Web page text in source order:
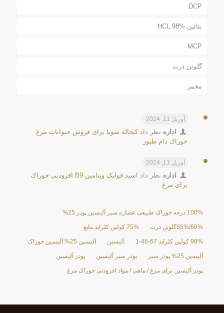
DCP
بتائین HCL 98%
MCP
گلوتن ذرت
مخمر
آوریل 11, 2024
اداره نظر دادكنجاله سويا برای فروش حیوانات مرغ
خوراك دام طيور
آوریل 11, 2024
اداره نظر داد
اسید فولیک ویتامین B9 افزودنی خوراک
برای مرغ
100% درجه خوراک طبیعی عصاره سیر آلیسین پودر 25%
60%/65%گلوتن ذرت 75% کولین کلراید مایع
98% کولین کلراید 67-48-1 آلیسین آلیسین 25% آلیسین خوراک
آلیسین 25% پودر سیر پودر سیر آلیسین پودر آلیسین
پودر آلیسین برای مرغ / ماهی / مواد افزودنی خوراک مرغ